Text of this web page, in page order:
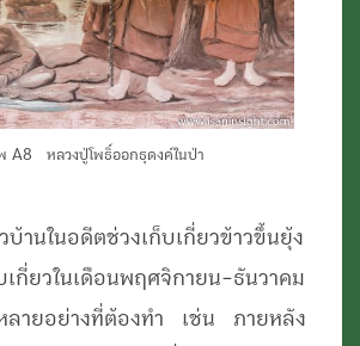
A8 หลวงปู่โพธิ์ออกธุดงค์ในป่า
บ้านในอดีตช่วงเก็บเกี่ยวข้าวขึ้นยุ้ง
เกี่ยวในเดือนพฤศจิกายน-ธันวาคม
ลายอย่างที่ต้องทำ เช่น ภายหลัง